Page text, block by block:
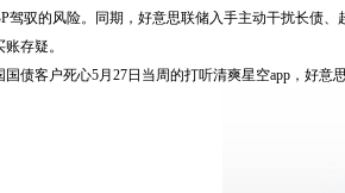
驾驭的风险。同期，好意思联储入手主动干扰长债
存疑。
客户死心5月27日当周的打听清爽星空app，好意